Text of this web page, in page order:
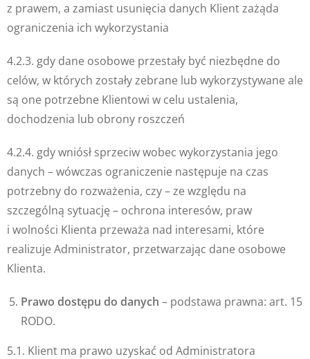
z prawem, a zamiast usunięcia danych Klient zażąda
ograniczenia ich wykorzystania
4.2.3. gdy dane osobowe przestały być niezbędne do
celów, w których zostały zebrane lub wykorzystywane ale
są one potrzebne Klientowi w celu ustalenia,
dochodzenia lub obrony roszczeń
4.2.4. gdy wniósł sprzeciw wobec wykorzystania jego
danych – wówczas ograniczenie następuje na czas
potrzebny do rozważenia, czy – ze względu na
szczególną sytuację – ochrona interesów, praw
i wolności Klienta przeważa nad interesami, które
realizuje Administrator, przetwarzając dane osobowe
Klienta.
Prawo dostępu do danych – podstawa prawna: art. 15
RODO.
5.1. Klient ma prawo uzyskać od Administratora